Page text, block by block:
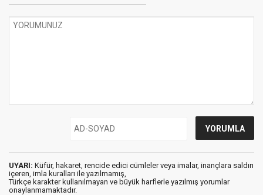
UYARI: Küfür, hakaret, rencide edici cümleler veya imalar, inançlara saldırı
içeren, imla kuralları ile yazılmamış,
Türkçe karakter kullanılmayan ve büyük harflerle yazılmış yorumlar
onaylanmamaktadır.